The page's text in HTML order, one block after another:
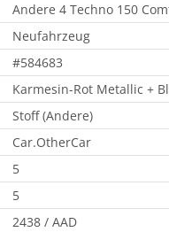
Andere 4 Techno 150
Neufahrzeug
#584683
Karmesin-Rot Metallic +
Stoff (Andere)
Car.OtherCar
5
5
2438 / AAD